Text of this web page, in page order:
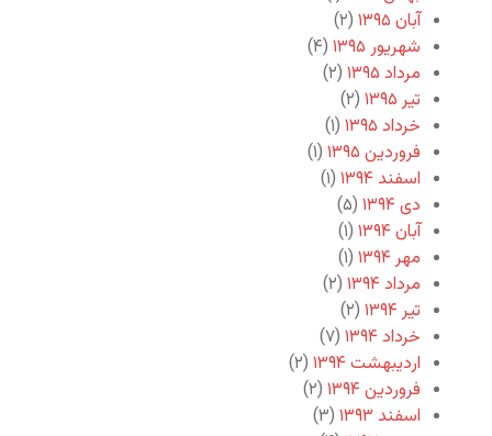
آبان ۱۳۹۵
(۲)
شهریور ۱۳۹۵
(۴)
مرداد ۱۳۹۵
(۲)
تیر ۱۳۹۵
(۲)
خرداد ۱۳۹۵
(۱)
فروردین ۱۳۹۵
(۱)
اسفند ۱۳۹۴
(۱)
دی ۱۳۹۴
(۵)
آبان ۱۳۹۴
(۱)
مهر ۱۳۹۴
(۱)
مرداد ۱۳۹۴
(۲)
تیر ۱۳۹۴
(۲)
خرداد ۱۳۹۴
(۷)
اردیبهشت ۱۳۹۴
(۲)
فروردین ۱۳۹۴
(۲)
اسفند ۱۳۹۳
(۳)